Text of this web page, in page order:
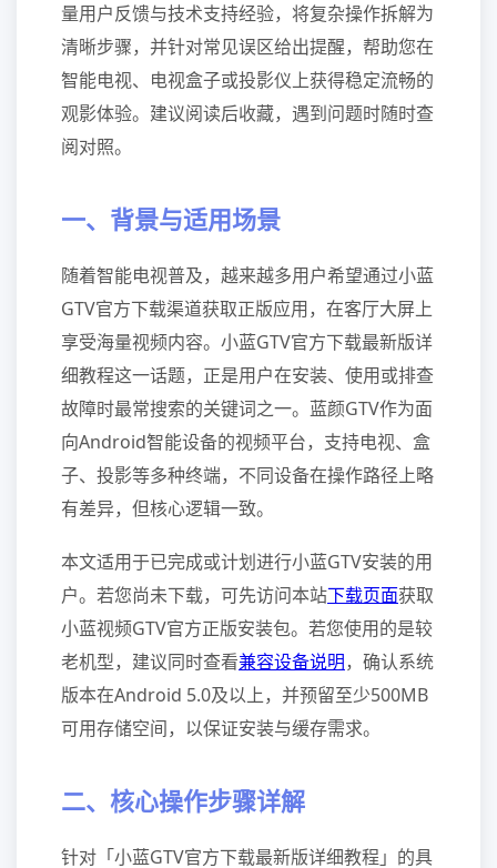
量用户反馈与技术支持经验，将复杂操作拆解为
清晰步骤，并针对常见误区给出提醒，帮助您在
智能电视、电视盒子或投影仪上获得稳定流畅的
观影体验。建议阅读后收藏，遇到问题时随时查
阅对照。
一、背景与适用场景
随着智能电视普及，越来越多用户希望通过小蓝
GTV官方下载渠道获取正版应用，在客厅大屏上
享受海量视频内容。小蓝GTV官方下载最新版详
细教程这一话题，正是用户在安装、使用或排查
故障时最常搜索的关键词之一。蓝颜GTV作为面
向Android智能设备的视频平台，支持电视、盒
子、投影等多种终端，不同设备在操作路径上略
有差异，但核心逻辑一致。
本文适用于已完成或计划进行小蓝GTV安装的用
户。若您尚未下载，可先访问本站下载页面获取
小蓝视频GTV官方正版安装包。若您使用的是较
老机型，建议同时查看兼容设备说明，确认系统
版本在Android 5.0及以上，并预留至少500MB
可用存储空间，以保证安装与缓存需求。
二、核心操作步骤详解
针对「小蓝GTV官方下载最新版详细教程」的具